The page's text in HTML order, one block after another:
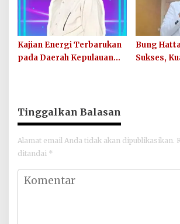
Kajian Energi Terbarukan
pada Daerah Kepulauan
Bung
Sukses,
Tinggalkan Balasan
Alamat email Anda tidak akan dipublikasikan.
ditandai *